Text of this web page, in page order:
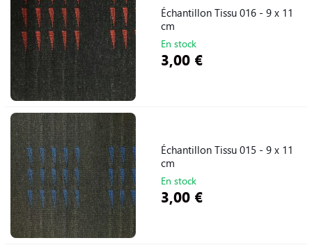
Échantillon Tissu 016 - 9 x 11
cm
En stock
3,00 €
Échantillon Tissu 015 - 9 x 11
cm
En stock
3,00 €